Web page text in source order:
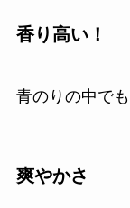
香り高い！
青のりの中で
爽やかさ